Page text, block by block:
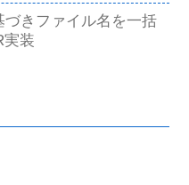
きファイル名を一括
実装